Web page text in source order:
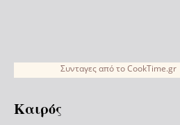
Συνταγεςαπό τοCookTime.gr
Καιρός